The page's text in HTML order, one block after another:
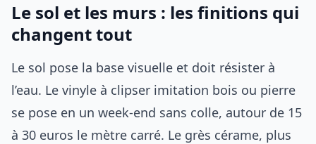
Le sol et les murs : les finitions qui
changent tout
Le sol pose la base visuelle et doit résister à
l’eau. Le vinyle à clipser imitation bois ou pierre
se pose en un week-end sans colle, autour de 15
à 30 euros le mètre carré. Le grès cérame, plus